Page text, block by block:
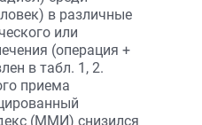
в различные
или
(операция +
в табл. 1, 2.
приема
(ММИ) снизился